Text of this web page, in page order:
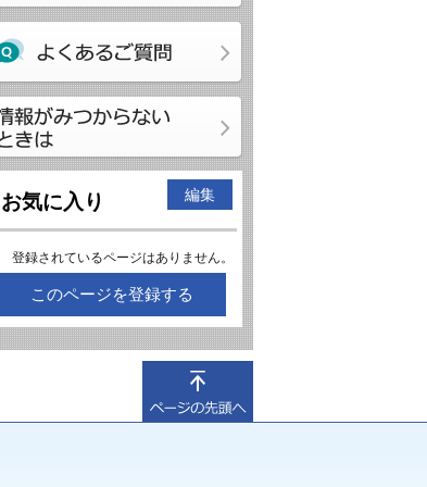
お気に入り 編集
登録されているページはありません。
このページを登録する